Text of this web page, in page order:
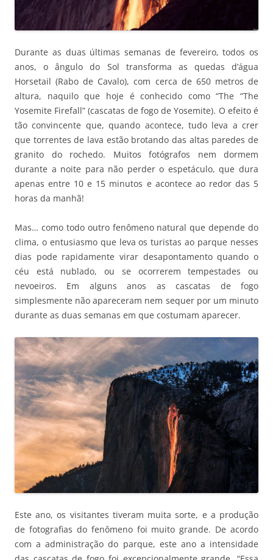
Durante as duas últimas semanas de fevereiro, todos os
anos, o ângulo do Sol transforma as quedas d’água
Horsetail (Rabo de Cavalo), com cerca de 650 metros de
altura, naquilo que hoje é conhecido como “The “The
Yosemite Firefall” (cascatas de fogo de Yosemite). O efeito é
tão convincente que, quando acontece, tudo leva a crer
que torrentes de lava estão brotando das altas paredes de
granito do rochedo. Muitos fotógrafos nem dormem
durante a noite para não perder o espetáculo, que dura
apenas entre 10 e 15 minutos e acontece ao redor das 5
horas da manhã!
Mas… como todo outro fenômeno natural que depende do
clima, o entusiasmo que leva os turistas ao parque nesses
dias pode rapidamente virar desapontamento quando o
céu está nublado, ou se ocorrerem tempestades ou
nevoeiros. Em alguns anos as cascatas de fogo
simplesmente não apareceram nem sequer por um minuto
durante as duas semanas em que costumam aparecer.
Este ano, os visitantes tiveram muita sorte, e a produção
de fotografias do fenômeno foi muito grande. De acordo
com a administração do parque, este ano a intensidade